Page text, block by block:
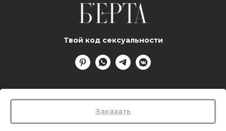
Заказать
Твой код сексуальности